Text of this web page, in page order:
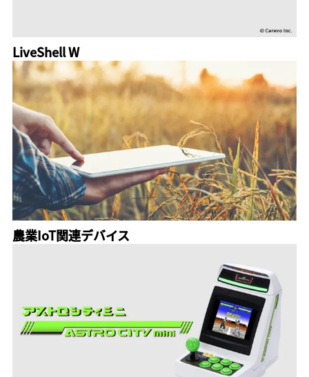
LiveShell W
農業IoT関連デバイス